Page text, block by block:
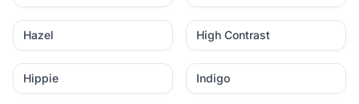
Hazel High Contrast
Hippie Indigo